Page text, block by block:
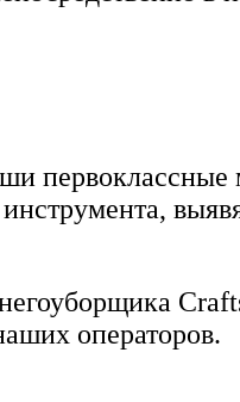
первоклассные
операторов.